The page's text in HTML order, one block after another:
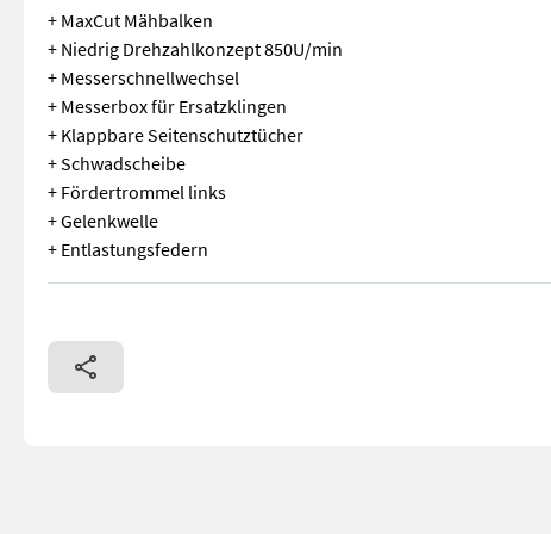
+ MaxCut Mähbalken
+ Niedrig Drehzahlkonzept 850U/min
+ Messerschnellwechsel
+ Messerbox für Ersatzklingen
+ Klappbare Seitenschutztücher
+ Schwadscheibe
+ Fördertrommel links
+ Gelenkwelle
+ Entlastungsfedern
Frontscheibenmähwerk Claas Disco 3150F